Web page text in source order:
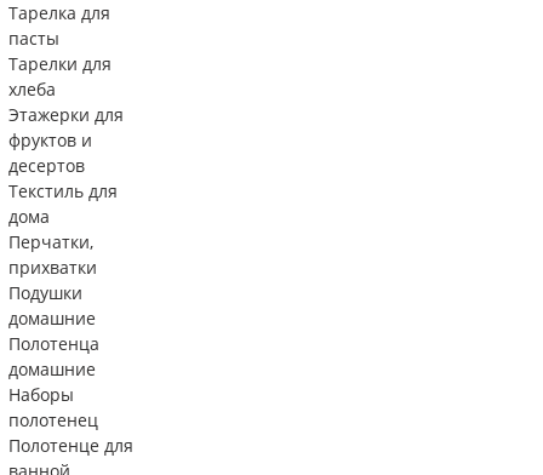
Тарелка для
пасты
Тарелки для
хлеба
Этажерки для
фруктов и
десертов
Текстиль для
дома
Перчатки,
прихватки
Подушки
домашние
Полотенца
домашние
Наборы
полотенец
Полотенце для